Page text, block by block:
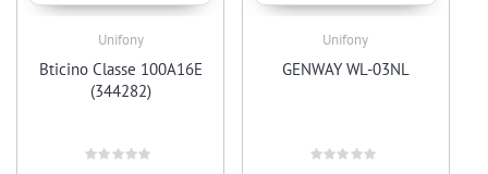
Unifony
Bticino Classe 100A16E
(344282)
Unifony
GENWAY WL-03NL